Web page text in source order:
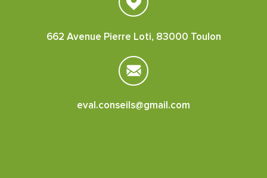
662 Avenue Pierre Loti, 83000 Toulon
eval.conseils@gmail.com